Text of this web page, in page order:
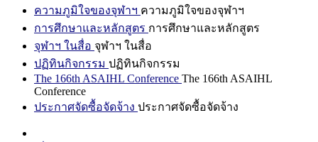
ความภูมิใจของจุฬาฯ ความภูมิใจของจุฬาฯ
การศึกษาและหลักสูตร การศึกษาและหลักสูตร
จุฬาฯ ในสื่อ จุฬาฯ ในสื่อ
ปฏิทินกิจกรรม ปฏิทินกิจกรรม
The 166th ASAIHL Conference The 166th ASAIHL
Conference
ประกาศจัดซื้อจัดจ้าง ประกาศจัดซื้อจัดจ้าง